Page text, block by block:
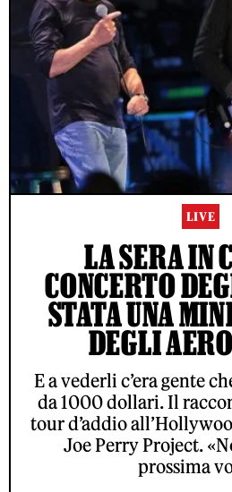
LIVE
LA SERA IN
CONCERTO
STATA UNA
DEGLI
E a vederli c’era gente
da 1000 dollari. Il
tour d’addio
Joe Perry Project.
prossima